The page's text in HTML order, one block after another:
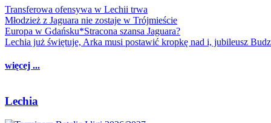
Transferowa ofensywa w Lechii trwa
Młodzież z Jaguara nie zostaje w Trójmieście
Europa w Gdańsku*Stracona szansa Jaguara?
Lechia już świętuje, Arka musi postawić kropkę nad i, jubileusz
więcej ...
Lechia